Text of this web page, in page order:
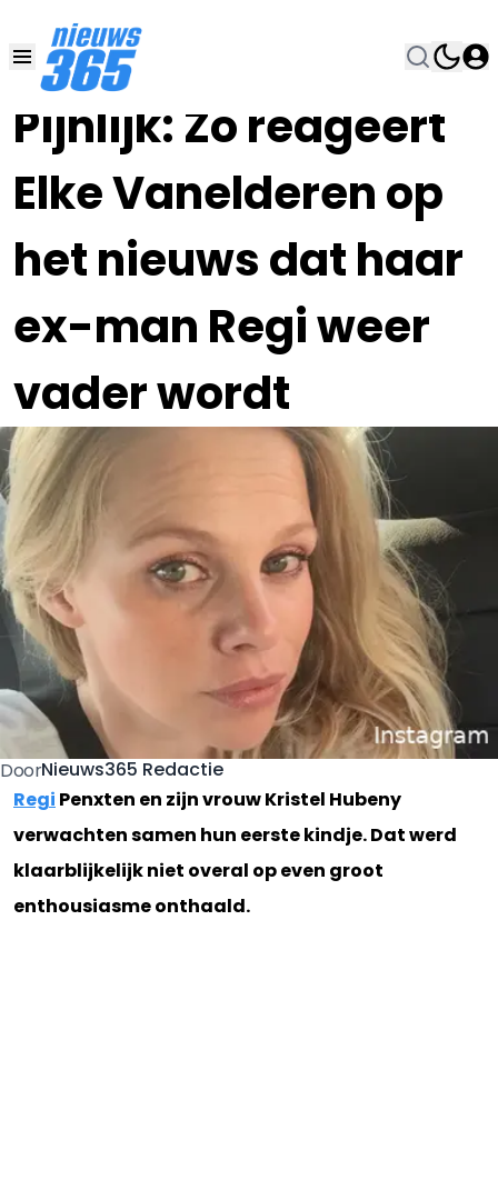
Pijnlijk: Zo reageert
Elke Vanelderen op
het nieuws dat haar
ex-man Regi weer
vader wordt
07 SEP 2024, 8:30
DoorNieuws365 Redactie
Regi Penxten en zijn vrouw Kristel Hubeny
verwachten samen hun eerste kindje. Dat werd
klaarblijkelijk niet overal op even groot
enthousiasme onthaald.